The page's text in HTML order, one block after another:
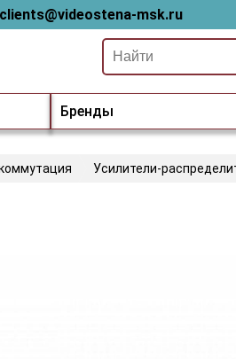
clients@videostena-msk.ru
Бренды
Усилители-